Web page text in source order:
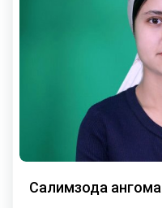
Салимзода Ҳангома